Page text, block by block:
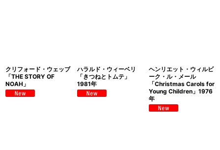
クリフォード・ウェッブ
「THE STORY OF
NOAH」
ハラルド・ウィーベリ
「きつねとトムテ」
1981年
ヘンリエット・ウィルビ
ーク・ル・メール
「Christmas Carols for
Young Children」1976
年